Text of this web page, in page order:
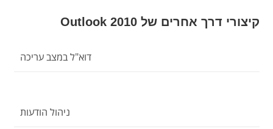
קיצורי דרך אחרים של Outlook 2010
דוא"ל במצב עריכה
ניהול הודעות